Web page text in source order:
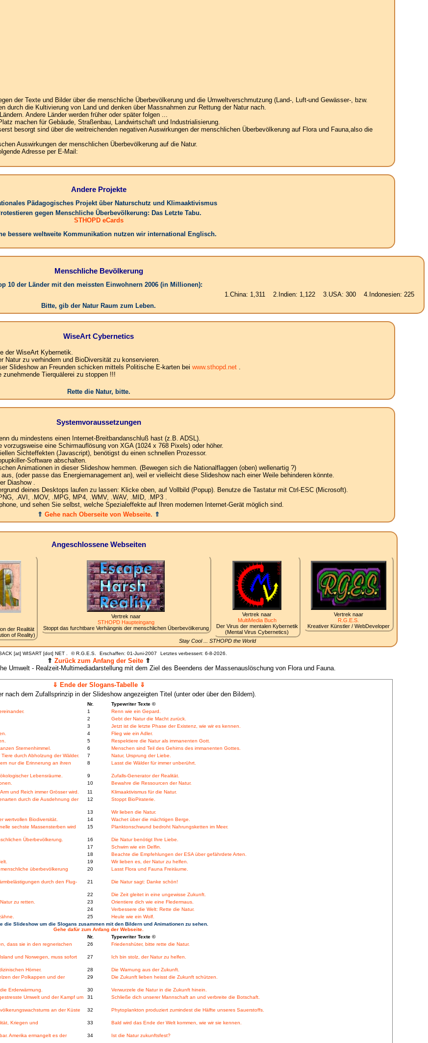
der Texte und Bilder über die menschliche Überbevölkerung und die Umweltverschmutzung (Land-, Luft-und Gewässer-, bzw.
durch die Kultivierung von Land und denken über Massnahmen zur Rettung der Natur nach.
Andere Länder werden früher oder später folgen ...
machen für Gebäude, Straßenbau, Landwirtschaft und Industrialisierung.
besorgt sind über die weitreichenden negativen Auswirkungen der menschlichen Überbevölkerung auf Flora und Fauna,also die
Auswirkungen der menschlichen Überbevölkerung auf die Natur.
Adresse per E-Mail:
Andere Projekte
Pädagogisches Projekt über Naturschutz und Klimaaktivismus
gegen Menschliche Überbevölkerung: Das Letzte Tabu.
STHOPD eCards
bessere weltweite Kommunikation nutzen wir international Englisch.
Menschliche Bevölkerung
10 der Länder mit den meissten Einwohnern 2006 (in Millionen):
1.China: 1,311 2.Indien: 1,122 3.USA: 300 4.Indonesien: 225 5.Brasilien:
Bitte, gib der Natur Raum zum Leben.
WiseArt Cybernetics
der WiseArt Kybernetik.
zu verhindern und BioDiversität zu konservieren.
Slideshow an Freunden schicken mittels Politische E-karten bei www.sthopd.net.
Tierquälerei zu stoppen !!!
Rette die Natur, bitte.
Systemvoraussetzungen
du mindestens einen Internet-Breitbandanschluß hast (z.B. ADSL).
eine Schirmauflösung von XGA (1024 x 768 Pixels) oder höher.
Sichteffekten (Javascript), benötigst du einen schnellen Prozessor.
Software abschalten.
Animationen in dieser Slideshow hemmen. (Bewegen sich die Nationalflaggen (oben) wellenartig ?)
(oder passe das Energiemanagement an), weil er vielleicht diese Slideshow nach einer Weile behinderen könnte.
Diashow .
deines Desktops laufen zu lassen: Klicke oben, auf Vollbild (Popup). Benutze die Tastatur mit Ctrl-ESC (Microsoft).
.AVI, .MOV, .MPG, MP4, .WMV, .WAV, .MID, .MP3 .
und sehen Sie selbst, welche Spezialeffekte auf Ihren modernen Internet-Gerät möglich sind.
⇑ Gehe nach Oberseite von Webseite. ⇑
Angeschlossene Webseiten
der Realität
of Reality)
Vertrek naar
STHOPD Haupteingang
Stoppt das furchtbare Verhängnis der menschlichen Überbevölkerung
Vertrek naar
MultiMedia Buch
Der Virus der mentalen Kybernetik
(Mental Virus Cybernetics)
Vertrek naar
R.G.E.S.
Kreativer Künstler / WebDeveloper
Stay Cool ... STHOPD the World
[at] WISART [dot] NET . ©R.G.E.S. Erschaffen: 01-Juni-2007 Letztes verbessert: 6-8-2026.
⇑ Zurück zum Anfang der Seite⇑
Umwelt - Realzeit-Multimediadarstellung mit dem Ziel des Beendens der Massenauslöschung von Flora und Fauna.
⇓ Ende der Slogans-Tabelle ⇓
nach dem Zufallsprinzip in der Slideshow angezeigten Titel (unter oder über den Bildern).
Nr.
Typewriter Texte ©
1
Renn wie ein Gepard.
2
Gebt der Natur die Macht zurück.
3
Jetzt ist die letzte Phase der Existenz, wie wir es kennen.
4
Flieg wie ein Adler.
5
Respektiere die Natur als immanenten Gott.
Sternenhimmel.
6
Menschen sind Teil des Gehirns des immanenten Gottes.
durch Abholzung der Wälder.
7
Natur, Ursprung der Liebe.
nur die Erinnerung an ihren
8 Lasst die Wälder für immer unberührt.
Lebensräume. 9
Zufalls-Generator der Realität.
10
Bewahre die Ressourcen der Natur.
und Reich immer Grösser wird.
11
Klimaaktivismus für die Natur.
durch die Ausdehnung der
12 Stoppt BioPiraterie.
13
Wir lieben die Natur.
wertvollen Biodiversität.
14
Wachet über die mächtigen Berge.
sechste Massensterben wird
15 Planktonschwund bedroht Nahrungsketten im Meer.
Überbevölkerung. 16
Die Natur benötigt Ihre Liebe.
17
Schwim wie ein Delfin.
18
Beachte die Empfehlungen der ESA über gefährdete Arten.
19
Wir lieben es, der Natur zu helfen.
überbevölkerung
20 Lasst Flora und Fauna Freiräume.
durch den Flug-
21 Die Natur sagt: Danke schön!
22
Die Zeit gleitet in eine ungewisse Zukunft.
zu retten.
23
Orientiere dich wie eine Fledermaus.
24
Verbessere die Welt: Rette die Natur.
25
Heule wie ein Wolf.
die Slideshow um die Slogans zusammen mit den Bildern und Animationen zu sehen.
Gehe dafür zum Anfang der Webseite.
Nr.
Typewriter Texte ©
dass sie in den regnerischen
26 Friedenshüter, bitte rette die Natur.
und Norwegen, muss sofort
27 Ich bin stolz, der Natur zu helfen.
Hörner. 28
Die Warnung aus der Zukunft.
der Polkappen und der
29 Die Zukunft lieben heisst die Zukunft schützen.
Erderwärmung. 30
Verwurzele die Natur in die Zukunft hinein.
Umwelt und der Kampf um
31 Schließe dich unserer Mannschaft an und verbreite die Botschaft.
an der Küste
32 Phytoplankton produziert zumindest die Hälfte unseres Sauerstoffs.
Kriegen und
33 Bald wird das Ende der Welt kommen, wie wir sie kennen.
Amerika ermangelt es der
34 Ist die Natur zukunftsfest?